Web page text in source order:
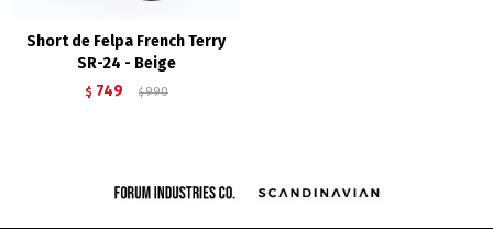
Short de Felpa French Terry
SR-24 - Beige
$ 749 $ 990